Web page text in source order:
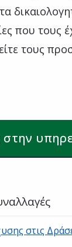
που τους
τους
στην
στις